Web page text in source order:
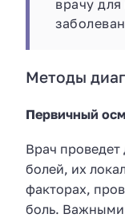
врачу
Методы
Первичный
Врач проведет
болей, их
факторах,
боль. Важными